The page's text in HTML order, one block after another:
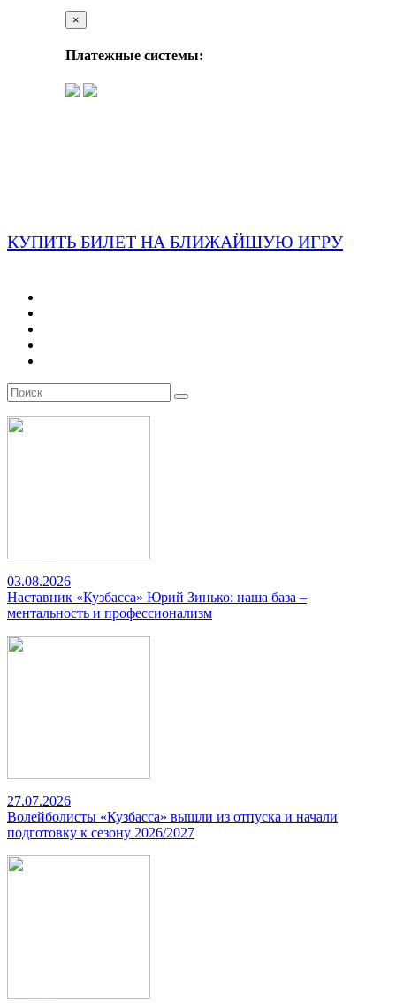
×
Платежные системы:
КУПИТЬ БИЛЕТ НА БЛИЖАЙШУЮ ИГРУ
03.08.2026
Наставник «Кузбасса» Юрий Зинько: наша база –
ментальность и профессионализм
27.07.2026
Волейболисты «Кузбасса» вышли из отпуска и начали
подготовку к сезону 2026/2027